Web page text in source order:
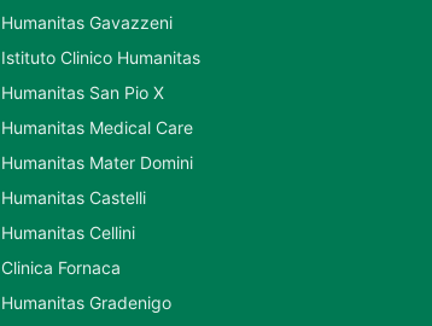
Humanitas Gavazzeni
Istituto Clinico Humanitas
Humanitas San Pio X
Humanitas Medical Care
Humanitas Mater Domini
Humanitas Castelli
Humanitas Cellini
Clinica Fornaca
Humanitas Gradenigo